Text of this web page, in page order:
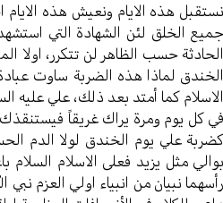
نستقبل هذه الايام ونعيش هذه الايام
جميع الخلق لئن الشهادة التي
الحادثة حسب الظاهر لن تتكرر، اولا
الخندق لماذا هذه الضربة ساوت
الاسلام كما أمتد بعد ذلك، علي عليه
في كل يوم ومرة يراك غريقاً
كضربة علي يوم الخندق لولا الدم
بوالي مثل يزيد فعلى الاسلام السلام
رأسهما نبيان من انبياء اولي العزم نبي